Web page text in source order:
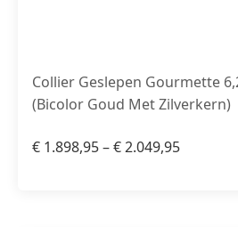
Collier Geslepen Gourmette
(Bicolor Goud Met Zilverkern)
€ 1.898,95–€2.049,95